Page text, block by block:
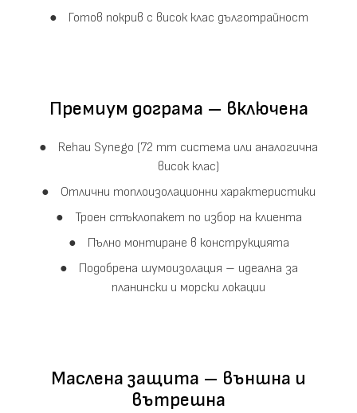
Готов покрив с висок клас дълготрайност
Премиум дограма – включена
Rehau Synego (72 mm система или аналогична
висок клас)
Отлични топлоизолационни характеристики
Троен стъклопакет по избор на клиента
Пълно монтиране в конструкцията
Подобрена шумоизолация – идеална за
планински и морски локации
Маслена защита – външна и
вътрешна